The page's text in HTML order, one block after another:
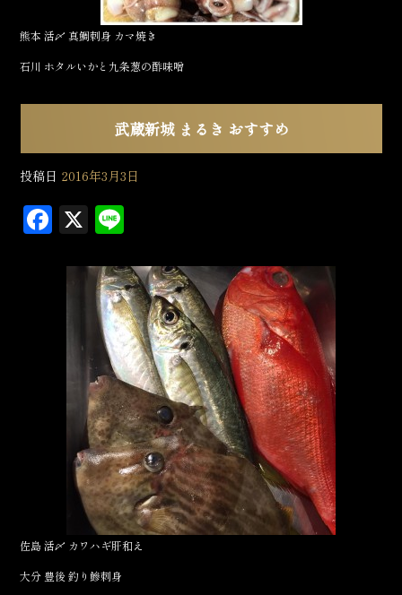
熊本 活〆 真鯛刺身 カマ焼き
石川 ホタルいかと九条葱の酢味噌
武蔵新城 まるき おすすめ
投稿日 2016年3月3日
F
a
c
e
k
X
e
佐島 活〆 カワハギ肝和え
大分 豊後 釣り鰺刺身